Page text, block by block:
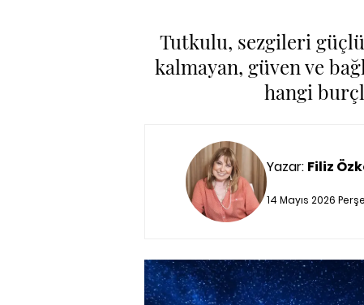
Tutkulu, sezgileri
kalmayan, güven ve
hangi
Yazar: Filiz
14 Mayıs 2026